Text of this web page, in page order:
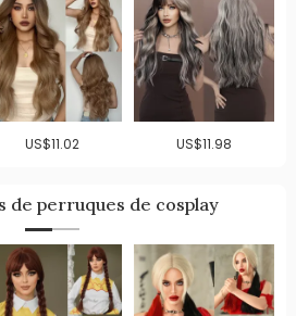
US$11.02 US$11.98
de perruques de cosplay